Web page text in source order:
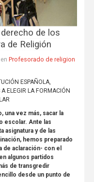
de los
de Religión
Profesorado de religion
ESPAÑOLA,
A ELEGIR LA FORMACIÓN
una vez más, sacar la
escolar. Ante las
asignatura y de las
hemos preparado
aclaración- con el
algunos partidos
de transgredir
desde un punto de